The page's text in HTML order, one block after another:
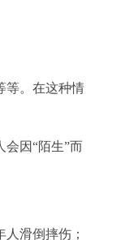
等。在这种情
因“陌生”而
滑倒摔伤；